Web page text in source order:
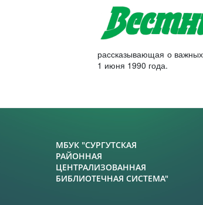
рассказывающая о
1 июня 1990 года.
МБУК "СУРГУТСКАЯ
РАЙОННАЯ
ЦЕНТРАЛИЗОВАННАЯ
БИБЛИОТЕЧНАЯ СИСТЕМА"